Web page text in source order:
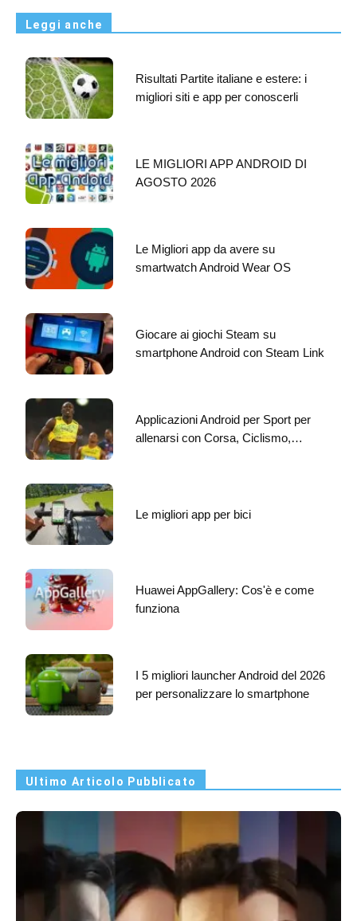
Leggi anche
Risultati Partite italiane e estere: i
migliori siti e app per conoscerli
LE MIGLIORI APP ANDROID DI
AGOSTO 2026
Le Migliori app da avere su
smartwatch Android Wear OS
Giocare ai giochi Steam su
smartphone Android con Steam Link
Applicazioni Android per Sport per
allenarsi con Corsa, Ciclismo,…
Le migliori app per bici
Huawei AppGallery: Cos'è e come
funziona
I 5 migliori launcher Android del 2026
per personalizzare lo smartphone
Ultimo Articolo Pubblicato